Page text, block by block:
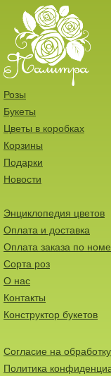
Розы
Букеты
Цветы в коробках
Корзины
Подарки
Новости
Энциклопедия цветов
Оплата и доставка
Оплата заказа по
Сорта роз
О нас
Контакты
Конструктор букетов
Согласие на
Политика